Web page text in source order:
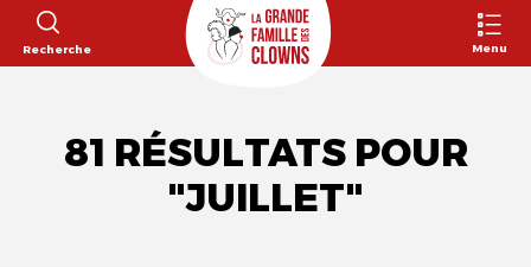
Recherche Menu
81 RÉSULTATS POUR
"JUILLET"